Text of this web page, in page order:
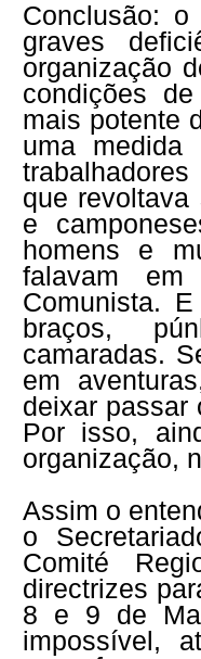
Conclusão:
graves
organização
condições
mais potente
uma
que revoltava
e
homens e
falavam
Comunista.
braços,
camaradas.
em
deixar passar
Por isso,
organização,
Assim o
o
Comité
directrizes
8 e 9 de
impossível,